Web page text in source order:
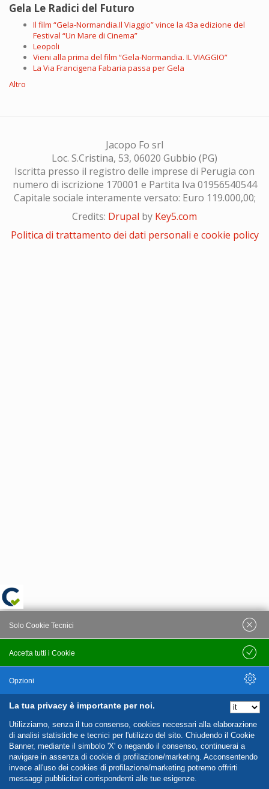
Gela Le Radici del Futuro
Il film “Gela-Normandia.Il Viaggio” vince la 43a edizione del
Festival “Un Mare di Cinema”
Leopoli
Vieni alla prima del film “Gela-Normandia. IL VIAGGIO”
La Via Francigena Fabaria passa per Gela
Altro
Jacopo Fo srl
Loc. S.Cristina, 53, 06020 Gubbio (PG)
Iscritta presso il registro delle imprese di Perugia con
numero di iscrizione 170001 e Partita Iva 01956540544
Capitale sociale interamente versato: Euro 119.000,00;
Credits: Drupal by Key5.com
Politica di trattamento dei dati personali e cookie policy
La tua privacy è importante per noi.
Utilizziamo, senza il tuo consenso, cookies necessari alla elaborazione
di analisi statistiche e tecnici per l'utilizzo del sito. Chiudendo il Cookie
Banner, mediante il simbolo 'X' o negando il consenso, continuerai a
navigare in assenza di cookie di profilazione/marketing. Acconsentendo
invece all'uso dei cookies di profilazione/marketing potremo offrirti
messaggi pubblicitari corrispondenti alle tue esigenze.
Accetta tutti i Cookie
Solo Cookie Tecnici
Salva
Opzioni
Nascondi Opzioni